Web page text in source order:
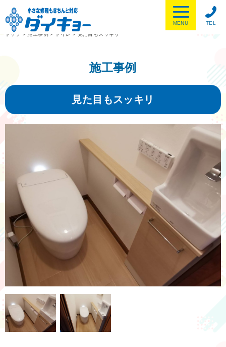
TEL
MENU
トップ
> 施工事例 > トイレ > 見た目もスッキリ
施工事例
見た目もスッキリ